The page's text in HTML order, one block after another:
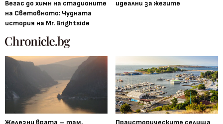
Вегас до химн на стадионите
на Световното: Чудната
история на Mr. Brightside
идеални за жегите
Железни врата – там,
Праисторическите селища